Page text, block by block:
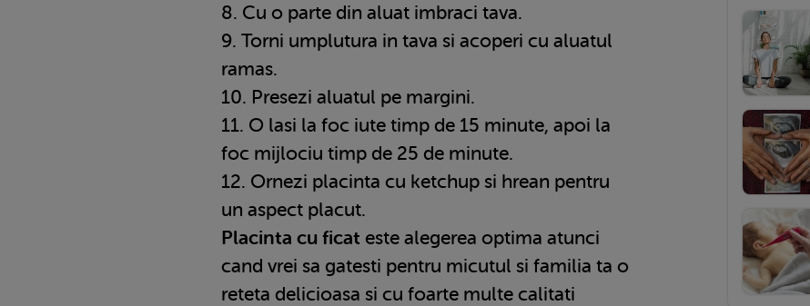
8. Cu o parte din aluat imbraci tava.
9. Torni umplutura in tava si acoperi cu aluatul
ramas.
10. Presezi aluatul pe margini.
11. O lasi la foc iute timp de 15 minute, apoi la
foc mijlociu timp de 25 de minute.
12. Ornezi placinta cu ketchup si hrean pentru
un aspect placut.
Placinta cu ficat este alegerea optima atunci
cand vrei sa gatesti pentru micutul si familia ta o
reteta delicioasa si cu foarte multe calitati